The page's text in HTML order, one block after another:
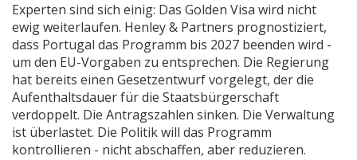
Experten sind sich einig: Das Golden Visa wird nicht
ewig weiterlaufen. Henley & Partners prognostiziert,
dass Portugal das Programm bis 2027 beenden wird -
um den EU-Vorgaben zu entsprechen. Die Regierung
hat bereits einen Gesetzentwurf vorgelegt, der die
Aufenthaltsdauer für die Staatsbürgerschaft
verdoppelt. Die Antragszahlen sinken. Die Verwaltung
ist überlastet. Die Politik will das Programm
kontrollieren - nicht abschaffen, aber reduzieren.